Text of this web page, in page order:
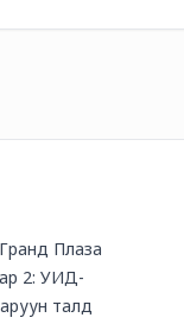
Плаза
2: УИД-
талд